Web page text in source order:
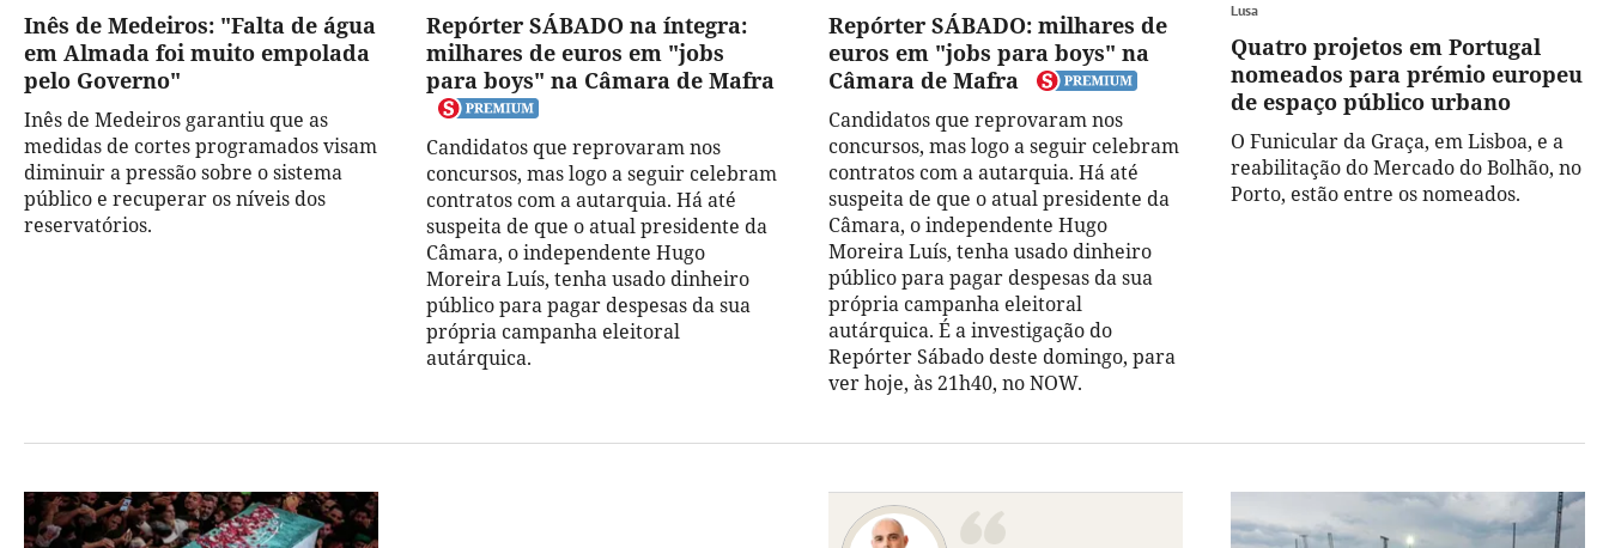
Inês de Medeiros: "Falta de água
em Almada foi muito empolada
pelo Governo"
Inês de Medeiros garantiu que as
medidas de cortes programados visam
diminuir a pressão sobre o sistema
público e recuperar os níveis dos
reservatórios.
Repórter SÁBADO na íntegra:
milhares de euros em "jobs
para boys" na Câmara de Mafra
Candidatos que reprovaram nos
concursos, mas logo a seguir celebram
contratos com a autarquia. Há até
suspeita de que o atual presidente da
Câmara, o independente Hugo
Moreira Luís, tenha usado dinheiro
público para pagar despesas da sua
própria campanha eleitoral
autárquica.
Repórter SÁBADO: milhares de
euros em "jobs para boys" na
Câmara de Mafra
Candidatos que reprovaram nos
concursos, mas logo a seguir celebram
contratos com a autarquia. Há até
suspeita de que o atual presidente da
Câmara, o independente Hugo
Moreira Luís, tenha usado dinheiro
público para pagar despesas da sua
própria campanha eleitoral
autárquica. É a investigação do
Repórter Sábado deste domingo, para
ver hoje, às 21h40, no NOW.
Lusa
Quatro projetos em Portugal
nomeados para prémio europeu
de espaço público urbano
O Funicular da Graça, em Lisboa, e a
reabilitação do Mercado do Bolhão, no
Porto, estão entre os nomeados.